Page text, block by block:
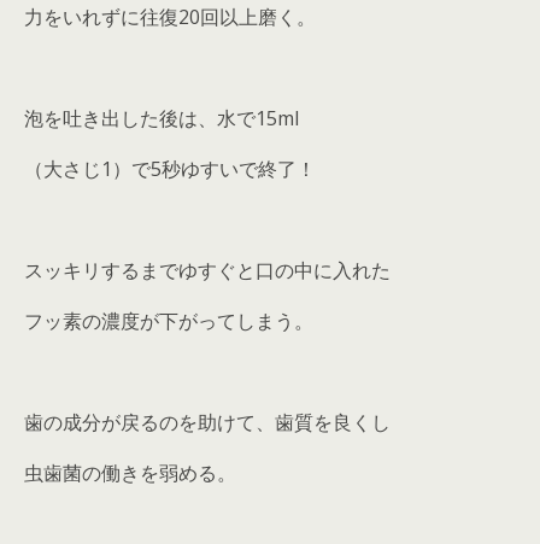
力をいれずに往復20回以上磨く。
泡を吐き出した後は、水で15ml
（大さじ1）で5秒ゆすいで終了！
スッキリするまでゆすぐと口の中に入れた
フッ素の濃度が下がってしまう。
歯の成分が戻るのを助けて、歯質を良くし
虫歯菌の働きを弱める。